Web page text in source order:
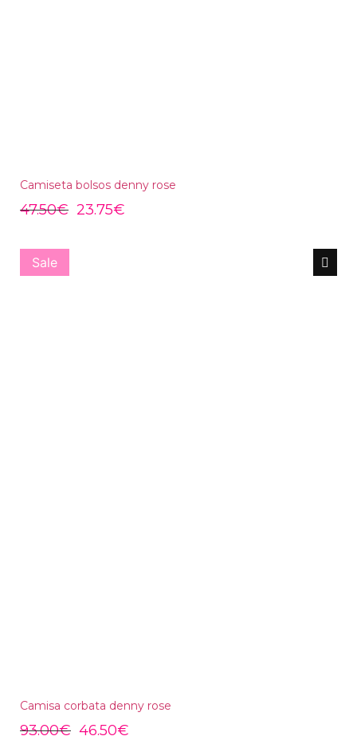
Camiseta bolsos denny rose
47.50€ 23.75€
Sale
Camisa corbata denny rose
93.00€ 46.50€